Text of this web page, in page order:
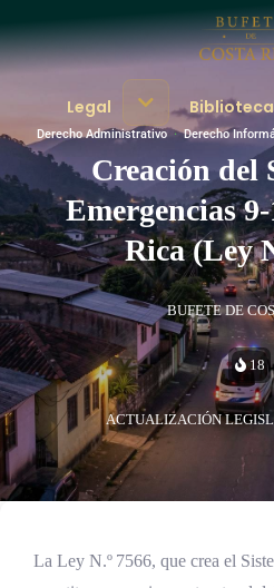
Legal Biblioteca
Derecho Administrativo·Derecho
Creación del
Emergencias
Rica (Ley
BUFETE DE
18
ACTUALIZACIÓN
La Ley N.º 7566, que crea el